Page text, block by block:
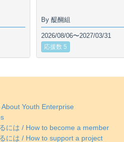
By 醍醐組
2026/08/06〜2027/03/31
応援数 5
Youth Enterprise
には / How to become a member
には / How to support a project